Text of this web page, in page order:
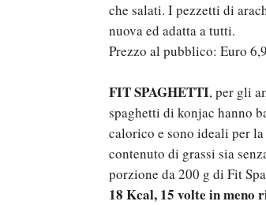
che salati. I pezzetti di
nuova ed adatta a tutti.
Prezzo al pubblico: Euro
FIT SPAGHETTI, per gli
spaghetti di konjac hanno
calorico e sono ideali per la
contenuto di grassi sia
porzione da 200 g di Fit
18 Kcal, 15 volte in meno